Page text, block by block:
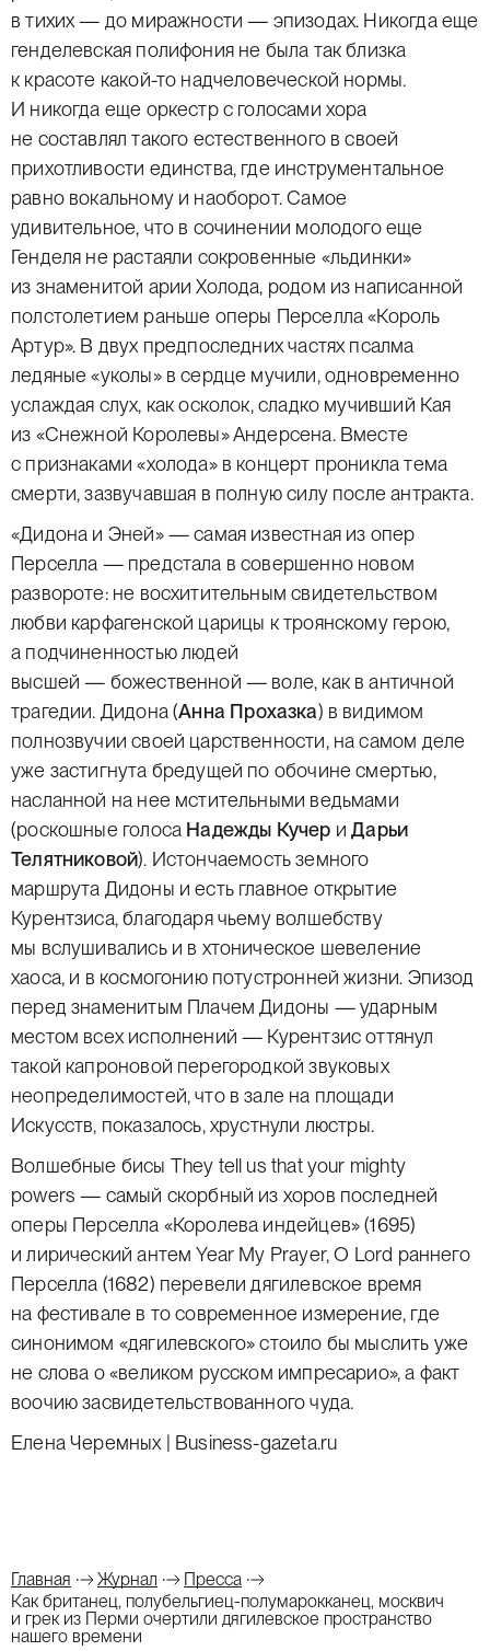
в тихих — до миражности — эпизодах. Никогда еще
генделевская полифония не была так близка
к красоте какой-то надчеловеческой нормы.
И никогда еще оркестр с голосами хора
не составлял такого естественного в своей
прихотливости единства, где инструментальное
равно вокальному и наоборот. Самое
удивительное, что в сочинении молодого еще
Генделя не растаяли сокровенные «льдинки»
из знаменитой арии Холода, родом из написанной
полстолетием раньше оперы Перселла «Король
Артур». В двух предпоследних частях псалма
ледяные «уколы» в сердце мучили, одновременно
услаждая слух, как осколок, сладко мучивший Кая
из «Снежной Королевы» Андерсена. Вместе
с признаками «холода» в концерт проникла тема
смерти, зазвучавшая в полную силу после антракта.
«Дидона и Эней» — самая известная из опер
Перселла — предстала в совершенно новом
развороте: не восхитительным свидетельством
любви карфагенской царицы к троянскому герою,
а подчиненностью людей
высшей — божественной — воле, как в античной
трагедии. Дидона (Анна Прохазка) в видимом
полнозвучии своей царственности, на самом деле
уже застигнута бредущей по обочине смертью,
насланной на нее мстительными ведьмами
(роскошные голоса Надежды Кучер иДарьи
Телятниковой). Истончаемость земного
маршрута Дидоны и есть главное открытие
Курентзиса, благодаря чьему волшебству
мы вслушивались и в хтоническое шевеление
хаоса, и в космогонию потустронней жизни. Эпизод
перед знаменитым Плачем Дидоны — ударным
местом всех исполнений — Курентзис оттянул
такой капроновой перегородкой звуковых
неопределимостей, что в зале на площади
Искусств, показалось, хрустнули люстры.
Волшебные бисы They tell us that your mighty
powers — самый скорбный из хоров последней
оперы Перселла «Королева индейцев» (1695)
и лирический антем Year My Prayer, O Lord раннего
Перселла (1682) перевели дягилевское время
на фестивале в то современное измерение, где
синонимом «дягилевского» стоило бы мыслить уже
не слова о «великом русском импресарио», а факт
воочию засвидетельствованного чуда.
Елена Черемных | Business-gazeta.ru
Главная Журнал
Пресса
Как британец, полубельгиец-полумарокканец, москвич
и грек из Перми очертили дягилевское пространство
нашего времени